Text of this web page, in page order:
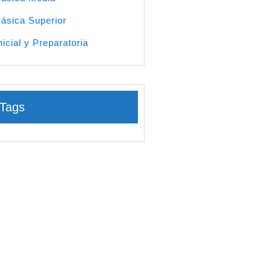
Superior
y Preparatoria
Tags